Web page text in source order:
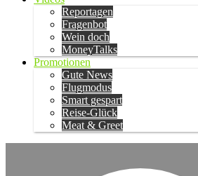
Reportagen
Fragenbot
Wein doch
MoneyTalks
Promotionen
Gute News
Flugmodus
Smart gespart
Reise-Glück
Meat & Greet